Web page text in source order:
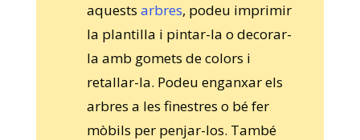
aquestsarbres, podeu imprimir
la plantilla i pintar-la o decorar-
la amb gomets de colors i
retallar-la. Podeu enganxar els
arbres a les finestres o bé fer
mòbils per penjar-los. També